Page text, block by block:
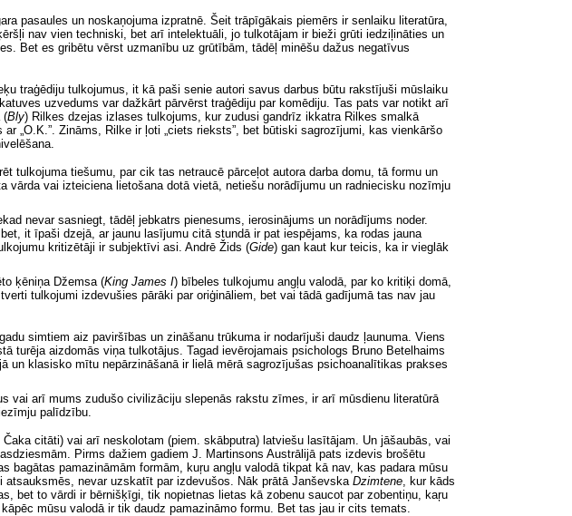
pasaules un noskaņojuma izpratnē. Šeit trāpīgākais piemērs ir senlaiku literatūra,
nav vien techniski, bet arī intelektuāli, jo tulkotājam ir bieži grūti iedziļināties un
Bet es gribētu vērst uzmanību uz grūtībām, tādēļ minēšu dažus negatīvus
traģēdiju tulkojumus, it kā paši senie autori savus darbus būtu rakstījuši mūslaiku
uzvedums var dažkārt pārvērst traģēdiju par komēdiju. Tas pats var notikt arī
(Bly) Rilkes dzejas izlases tulkojums, kur zudusi gandrīz ikkatra Rilkes smalkā
„O.K.”. Zināms, Rilke ir ļoti „ciets rieksts”, bet būtiski sagrozījumi, kas vienkāršo
tulkojuma tiešumu, par cik tas netraucē pārceļot autora darba domu, tā formu un
vai izteiciena lietošana dotā vietā, netiešu norādījumu un radniecisku nozīmju
nevar sasniegt, tādēļ jebkatrs pienesums, ierosinājums un norādījums noder.
it īpaši dzejā, ar jaunu lasījumu citā stundā ir pat iespējams, ka rodas jauna
kritizētāji ir subjektīvi asi. Andrē Žids (Gide) gan kaut kur teicis, ka ir vieglāk
ķēniņa Džemsa (King James I) bībeles tulkojumu angļu valodā, par ko kritiķi domā,
tulkojumi izdevušies pārāki par oriģināliem, bet vai tādā gadījumā tas nav jau
simtiem aiz paviršības un zināšanu trūkuma ir nodarījuši daudz ļaunuma. Viens
turēja aizdomās viņa tulkotājus. Tagad ievērojamais psichologs Bruno Betelhaims
un klasisko mītu nepārzināšanā ir lielā mērā sagrozījušas psichoanalītikas prakses
vai arī mums zudušo civilizāciju slepenās rakstu zīmes, ir arī mūsdienu literatūrā
palīdzību.
Čaka citāti) vai arī neskolotam (piem. skābputra) latviešu lasītājam. Un jāšaubās, vai
Pirms dažiem gadiem J. Martinsons Austrālijā pats izdevis brošētu
bagātas pamazināmām formām, kuŗu angļu valodā tikpat kā nav, kas padara mūsu
nevar uzskatīt par izdevušos. Nāk prātā Janševska Dzimtene, kur kāds
bet to vārdi ir bērnišķīgi, tik nopietnas lietas kā zobenu saucot par zobentiņu, kaŗu
mūsu valodā ir tik daudz pamazināmo formu. Bet tas jau ir cits temats.